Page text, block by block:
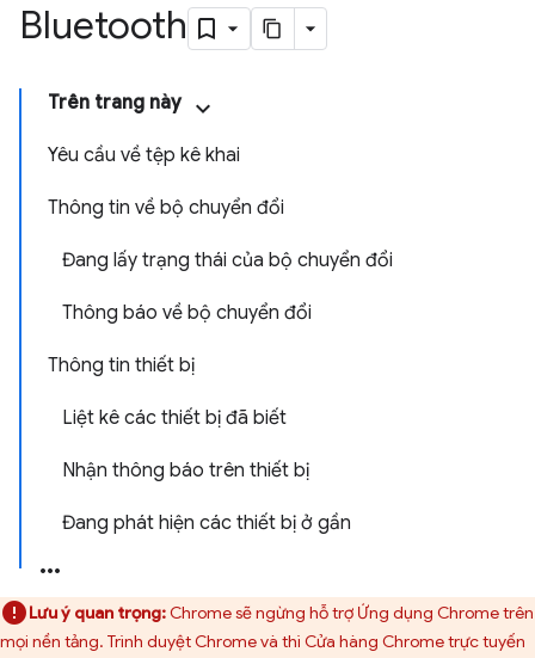
Bluetooth
Trên trang này
Yêu cầu về tệp kê khai
Thông tin về bộ chuyển đổi
Đang lấy trạng thái của bộ chuyển đổi
Thông báo về bộ chuyển đổi
Thông tin thiết bị
Liệt kê các thiết bị đã biết
Nhận thông báo trên thiết bị
Đang phát hiện các thiết bị ở gần
Lưu ý quan trọng:Chrome sẽ ngừng hỗ trợ Ứng dụng Chrome trên
mọi nền tảng. Trình duyệt Chrome và thì Cửa hàng Chrome trực tuyến